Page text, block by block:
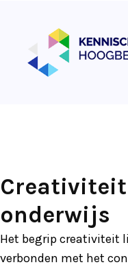
onderwijs
Het begrip creativiteit
verbonden met het